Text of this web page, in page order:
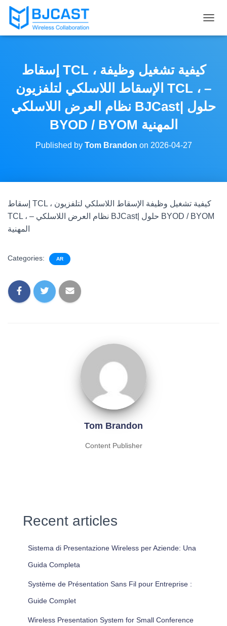
O
I
إسقاط TCL ، كيفية تشغيل وظيفة
الإسقاط اللاسلكي لتلفزيون TCL ، –
نظام العرض اللاسلكي BJCast| حلول
BYOD / BYOM المهنية
Published by Tom Brandon on 2026-04-27
إسقاط TCL ، كيفية تشغيل وظيفة الإسقاط اللاسلكي لتلفزيون
TCL ، – نظام العرض اللاسلكي BJCast| حلول BYOD / BYOM
المهنية
Categories: AR
Tom Brandon
Content Publisher
Recent articles
Sistema di Presentazione Wireless per Aziende: Una
Guida Completa
Système de Présentation Sans Fil pour Entreprise :
Guide Complet
Wireless Presentation System for Small Conference